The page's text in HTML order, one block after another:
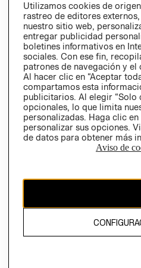
Uruguay ($U)
El contenido de esta página web
propiedad de H&M Hennes &
Utilizamos cookies de
rastreo de editores
nuestro sitio web,
entregar publicidad
boletines informativos en
sociales. Con ese fin,
patrones de navegación y el
Al hacer clic en “Aceptar
compartamos esta
publicitarios. Al elegir “Solo
opcionales, lo que limita
personalizadas. Haga clic
personalizar sus opciones.
de datos para obtener más
Aviso de